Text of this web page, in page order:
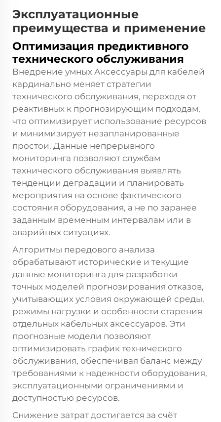
Эксплуатационные
преимущества и применение
Оптимизация предиктивного
технического обслуживания
Внедрение умных Аксессуары для кабелей
кардинально меняет стратегии
технического обслуживания, переходя от
реактивных к прогнозирующим подходам,
что оптимизирует использование ресурсов
и минимизирует незапланированные
простои. Данные непрерывного
мониторинга позволяют службам
технического обслуживания выявлять
тенденции деградации и планировать
мероприятия на основе фактического
состояния оборудования, а не по заранее
заданным временным интервалам или в
аварийных ситуациях.
Алгоритмы передового анализа
обрабатывают исторические и текущие
данные мониторинга для разработки
точных моделей прогнозирования отказов,
учитывающих условия окружающей среды,
режимы нагрузки и особенности старения
отдельных кабельных аксессуаров. Эти
прогнозные модели позволяют
оптимизировать график технического
обслуживания, обеспечивая баланс между
требованиями к надежности оборудования,
эксплуатационными ограничениями и
доступностью ресурсов.
Снижение затрат достигается за счёт